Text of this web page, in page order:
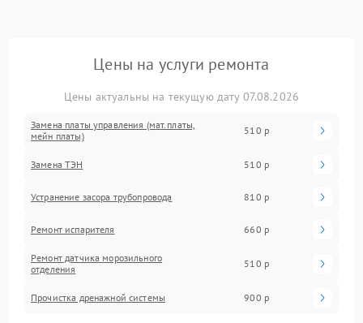
Цены на услуги ремонта
Цены актуальны на текущую дату 07.08.2026
Замена платы управления (мат.платы,
мейн платы)
510 р
Замена ТЭН 510 р
Устранение засора трубопровода 810 р
Ремонт испарителя 660 р
Ремонт датчика морозильного
отделения
510 р
Прочистка дренажной системы 900 р